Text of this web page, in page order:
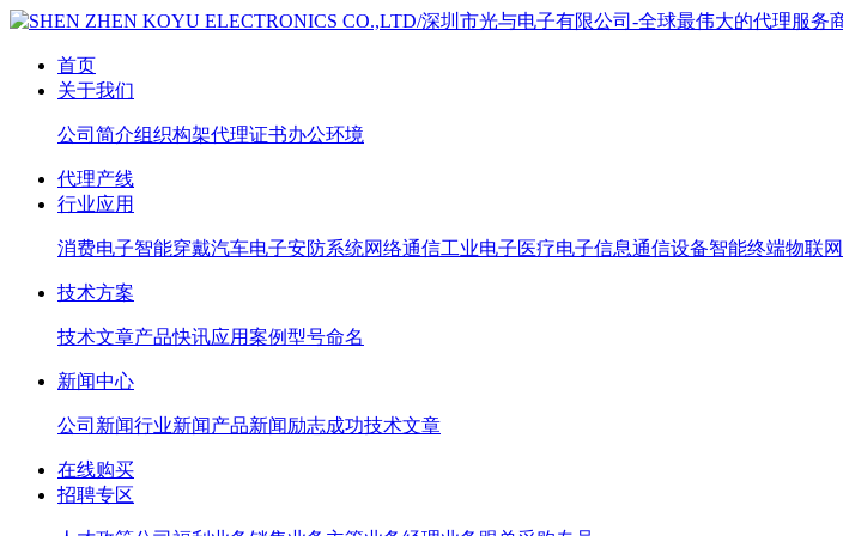
首页
关于我们
公司简介组织构架代理证书办公环境
代理产线
行业应用
消费电子智能穿戴汽车电子安防系统网络通信工业电子医疗电子信息通信设备智能终端物联网
技术方案
技术文章产品快讯应用案例型号命名
新闻中心
公司新闻行业新闻产品新闻励志成功技术文章
在线购买
招聘专区